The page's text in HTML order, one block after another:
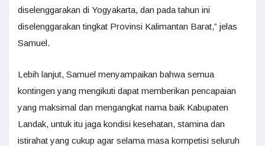
diselenggarakan di Yogyakarta, dan pada tahun ini
diselenggarakan tingkat Provinsi Kalimantan Barat,” jelas
Samuel.
Lebih lanjut, Samuel menyampaikan bahwa semua
kontingen yang mengikuti dapat memberikan pencapaian
yang maksimal dan mengangkat nama baik Kabupaten
Landak, untuk itu jaga kondisi kesehatan, stamina dan
istirahat yang cukup agar selama masa kompetisi seluruh